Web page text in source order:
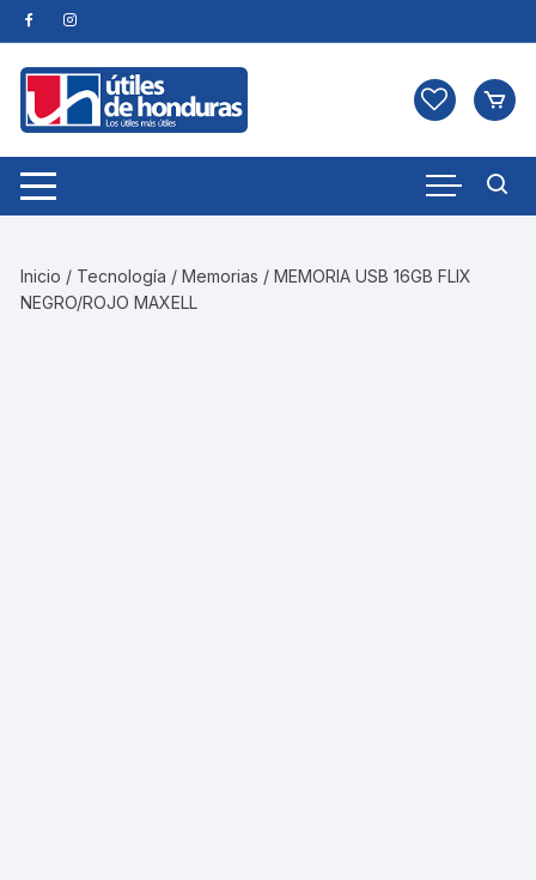
Skip
to
content
Inicio / Tecnología /Memorias / MEMORIA USB 16GB FLIX
NEGRO/ROJO MAXELL